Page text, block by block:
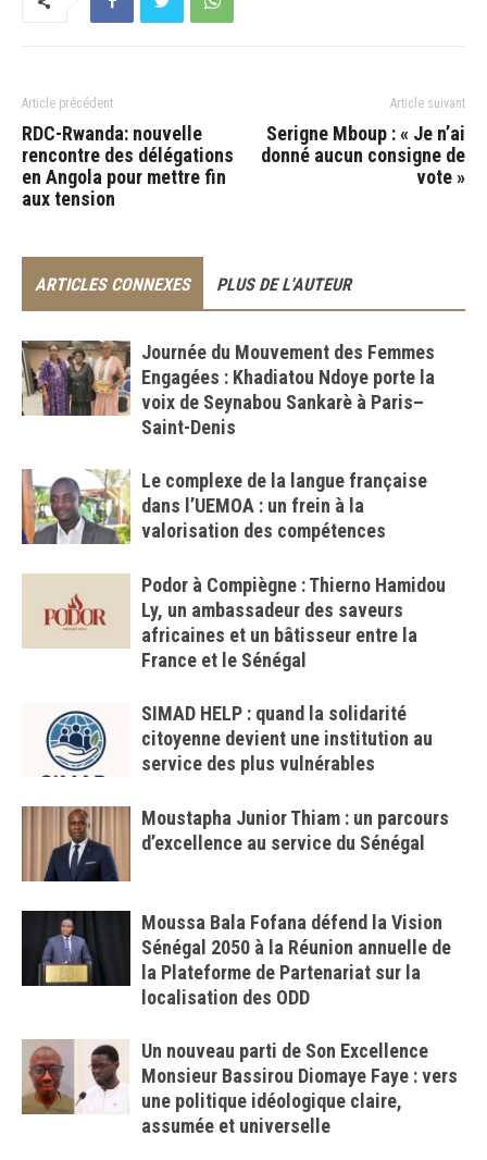
Article précédent
RDC-Rwanda: nouvelle
rencontre des délégations
en Angola pour mettre fin
aux tension
Article suivant
Serigne Mboup : « Je n’ai
donné aucun consigne de
vote »
ARTICLES CONNEXES PLUS DE L'AUTEUR
Journée du Mouvement des Femmes
Engagées : Khadiatou Ndoye porte la
voix de Seynabou Sankarè à Paris–
Saint-Denis
Le complexe de la langue française
dans l’UEMOA : un frein à la
valorisation des compétences
Podor à Compiègne : Thierno Hamidou
Ly, un ambassadeur des saveurs
africaines et un bâtisseur entre la
France et le Sénégal
SIMAD HELP : quand la solidarité
citoyenne devient une institution au
service des plus vulnérables
Moustapha Junior Thiam : un parcours
d’excellence au service du Sénégal
Moussa Bala Fofana défend la Vision
Sénégal 2050 à la Réunion annuelle de
la Plateforme de Partenariat sur la
localisation des ODD
Un nouveau parti de Son Excellence
Monsieur Bassirou Diomaye Faye : vers
une politique idéologique claire,
assumée et universelle